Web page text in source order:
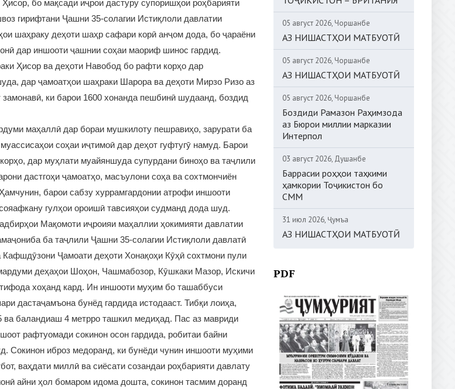
бо мақсади иҷрои дастуру супоришҳои роҳбарияти
гирифтани Ҷашни 35-солагии Истиқлоли давлатии
шаҳраку деҳоти шаҳр сафари корӣ анҷом дода, бо ҷараёни
дар иншооти ҷашнии соҳаи маориф шинос гардид.
Ҳисор ва деҳоти Навобод бо рафти корҳо дар
дар ҷамоатҳои шаҳраки Шарора ва деҳоти Мирзо Ризо аз
ки барои 1600 хонанда пешбинӣ шудаанд, боздид
маҳаллӣ дар бораи мушкилоту пешравиҳо, зарурати ба
соҳаи иҷтимоӣ дар деҳот гуфтугӯ намуд. Барои
дар муҳлати муайяншуда супурдани биноҳо ва таҷлили
дастгоҳи ҷамоатҳо, масъулони соҳа ва сохтмончиён
барои сабзу хуррамгардонии атрофи иншооти
гулҳои ороишӣ тавсияҳои судманд дода шуд.
Мақомоти иҷроияи маҳаллии ҳокимияти давлатии
ба таҷлили Ҷашни 35-солагии Истиқлоли давлатӣ
Кафшдӯзони Ҷамоати деҳоти Хонақоҳи Кӯҳӣ сохтмони пули
деҳаҳои Шоҳон, Чашмабозор, Кӯшкаки Мазор, Искичи
хоҳанд кард. Ин иншооти муҳим бо ташаббуси
дастаҷамъона бунёд гардида истодааст. Тибқи лоиҳа,
ва баландиаш 4 метрро ташкил медиҳад. Пас аз мавриди
рафтуомади сокинон осон гардида, робитаи байни
Сокинон иброз медоранд, ки бунёди чунин иншооти муҳими
ваҳдати миллӣ ва сиёсати созандаи роҳбарияти давлату
айни ҳол бомаром идома дошта, сокинон тасмим доранд
05 август 2026, Чоршанбе
АЗ НИШАСТҲОИ МАТБУОТӢ
05 август 2026, Чоршанбе
АЗ НИШАСТҲОИ МАТБУОТӢ
05 август 2026, Чоршанбе
Боздиди Рамазон Раҳимзода
аз Бюрои миллии марказии
Интерпол
03 август 2026, Душанбе
Баррасии роҳҳои таҳкими
ҳамкории Тоҷикистон бо
СММ
31 июл 2026, Ҷумъа
АЗ НИШАСТҲОИ МАТБУОТӢ
PDF